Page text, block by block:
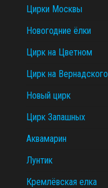
Цирки Москвы
Новогодние ёлки
Цирк на Цветном
Цирк на Вернадского
Новый цирк
Цирк Запашных
Аквамарин
Лунтик
Кремлёвская елка